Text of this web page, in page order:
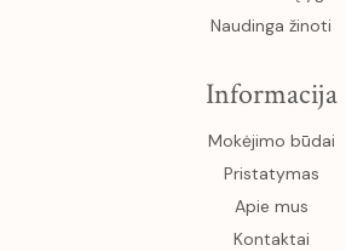
Naudinga žinoti
Informacija
Mokėjimo būdai
Pristatymas
Apie mus
Kontaktai